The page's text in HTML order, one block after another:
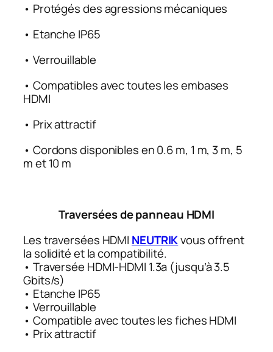
• Protégés des agressions mécaniques
• Etanche IP65
• Verrouillable
• Compatibles avec toutes les embases
HDMI
• Prix attractif
• Cordons disponibles en 0.6 m, 1 m, 3 m, 5
m et 10 m
Traversées de panneau HDMI
Les traversées HDMI NEUTRIKvous offrent
la solidité et la compatibilité.
• Traversée HDMI-HDMI 1.3a (jusqu’à 3.5
Gbits/s)
• Etanche IP65
• Verrouillable
• Compatible avec toutes les fiches HDMI
• Prix attractif